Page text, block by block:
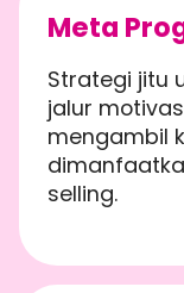
Meta
Strategi jitu
jalur
mengambil
selling.